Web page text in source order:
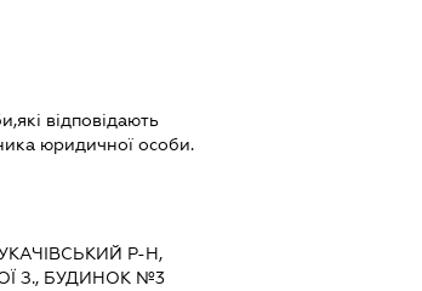
відповідають
юридичної особи.
Р-Н,
З., БУДИНОК №3